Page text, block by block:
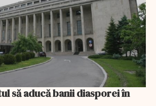
să aducă banii diasporei în